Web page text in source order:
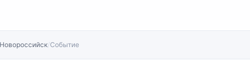
Новороссийск/Событие